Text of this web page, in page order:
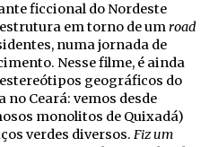
ficcional do Nordeste
em torno de umroad
numa jornada de
Nesse filme, é ainda
geográficos do
Ceará: vemos desde
monolitos de Quixadá)
verdes diversos. Fiz um